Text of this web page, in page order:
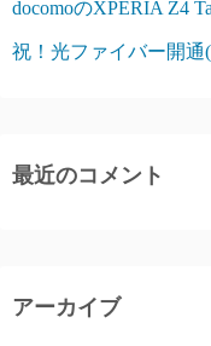
docomoのXPERIA Z4
祝！光ファイバー開通(
最近のコメント
アーカイブ